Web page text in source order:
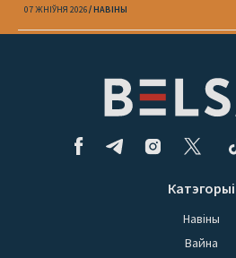
07 ЖНІЎНЯ 2026 НАВІНЫ
Катэгорыі
Навіны
Вайна